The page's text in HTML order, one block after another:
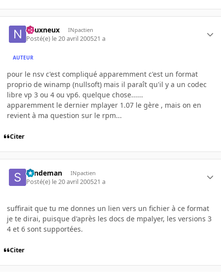
neuxneux INpactien
Posté(e) le 20 avril 200521 a
AUTEUR
pour le nsv c'est compliqué apparemment c'est un format
proprio de winamp (nullsoft) mais il paraît qu'il y a un codec
libre vp 3 ou 4 ou vp6. quelque chose......
apparemment le dernier mplayer 1.07 le gère , mais on en
revient à ma question sur le rpm...
Citer
Sandeman INpactien
Posté(e) le 20 avril 200521 a
suffirait que tu me donnes un lien vers un fichier à ce format
je te dirai, puisque d'après les docs de mpalyer, les versions 3
4 et 6 sont supportées.
Citer